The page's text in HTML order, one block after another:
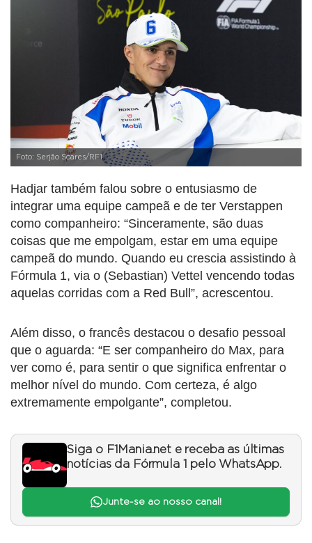
Foto: Serjão Soares/RF1
Hadjar também falou sobre o entusiasmo de
integrar uma equipe campeã e de ter Verstappen
como companheiro: “Sinceramente, são duas
coisas que me empolgam, estar em uma equipe
campeã do mundo. Quando eu crescia assistindo à
Fórmula 1, via o (Sebastian) Vettel vencendo todas
aquelas corridas com a Red Bull”, acrescentou.
Além disso, o francês destacou o desafio pessoal
que o aguarda: “E ser companheiro do Max, para
ver como é, para sentir o que significa enfrentar o
melhor nível do mundo. Com certeza, é algo
extremamente empolgante”, completou.
Siga o F1Mania.net e receba as últimas
notícias da Fórmula 1 pelo WhatsApp.
Junte-se ao nosso canal!